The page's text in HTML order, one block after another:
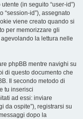
(in seguito “user-id”)
“session-id”), assegnato
viene creato quando si
per memorizzare gli
la lettura nelle
phpBB mentre navighi su
di questo documento che
Il secondo metodo di
tu inserisci
ad essi: inviare
da ospite”), registrarsi su
dopo la